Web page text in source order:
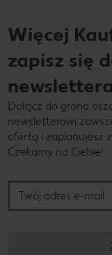
Więcej
zapisz się
Dołącz do grona
newsletterowi
ofertą i zaplanujesz
Czekamy na Ciebie!